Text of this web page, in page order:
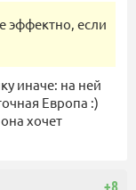
эффектно, если
иначе: на ней
Европа :)
хочет